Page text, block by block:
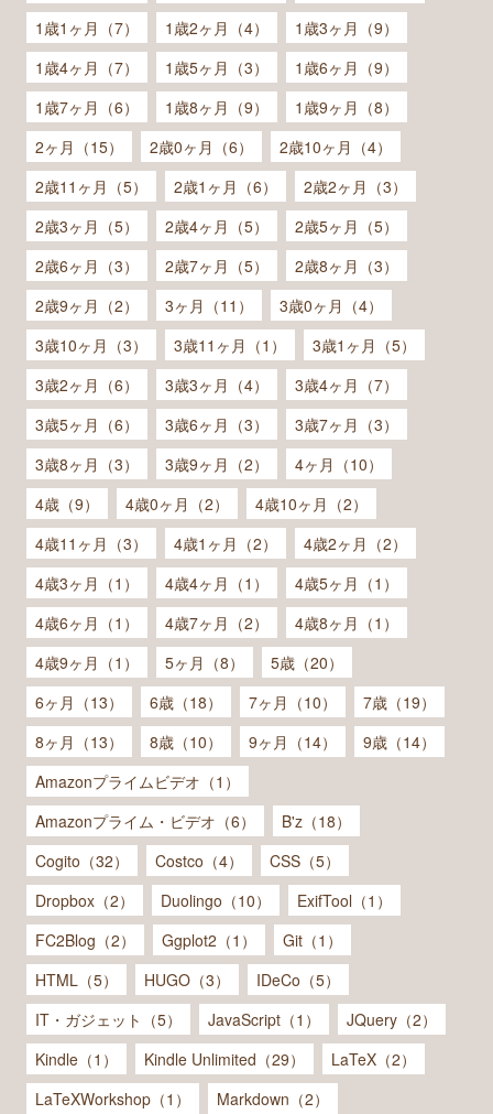
1歳1ヶ月（7）
1歳2ヶ月（4）
1歳3ヶ月（9）
1歳4ヶ月（7）
1歳5ヶ月（3）
1歳6ヶ月（9）
1歳7ヶ月（6）
1歳8ヶ月（9）
1歳9ヶ月（8）
2ヶ月（15）
2歳0ヶ月（6）
2歳10ヶ月（4）
2歳11ヶ月（5）
2歳1ヶ月（6）
2歳2ヶ月（3）
2歳3ヶ月（5）
2歳4ヶ月（5）
2歳5ヶ月（5）
2歳6ヶ月（3）
2歳7ヶ月（5）
2歳8ヶ月（3）
2歳9ヶ月（2）
3ヶ月（11）
3歳0ヶ月（4）
3歳10ヶ月（3）
3歳11ヶ月（1）
3歳1ヶ月（5）
3歳2ヶ月（6）
3歳3ヶ月（4）
3歳4ヶ月（7）
3歳5ヶ月（6）
3歳6ヶ月（3）
3歳7ヶ月（3）
3歳8ヶ月（3）
3歳9ヶ月（2）
4ヶ月（10）
4歳（9）
4歳0ヶ月（2）
4歳10ヶ月（2）
4歳11ヶ月（3）
4歳1ヶ月（2）
4歳2ヶ月（2）
4歳3ヶ月（1）
4歳4ヶ月（1）
4歳5ヶ月（1）
4歳6ヶ月（1）
4歳7ヶ月（2）
4歳8ヶ月（1）
4歳9ヶ月（1）
5ヶ月（8）
5歳（20）
6ヶ月（13）
6歳（18） 7ヶ月（10）
7歳（19）
8ヶ月（13）
8歳（10） 9ヶ月（14）
9歳（14）
Amazonプライムビデオ（1）
Amazonプライム・ビデオ（6）
B'z（18）
Cogito（32）
Costco（4）
CSS（5）
Dropbox（2）
Duolingo（10）
ExifTool（1）
FC2Blog（2）
Ggplot2（1）
Git（1）
HTML（5）
HUGO（3）
IDeCo（5）
IT・ガジェット（5）
JavaScript（1）
JQuery（2）
Kindle（1）
Kindle Unlimited（29）
LaTeX（2）
LaTeXWorkshop（1）
Markdown（2）